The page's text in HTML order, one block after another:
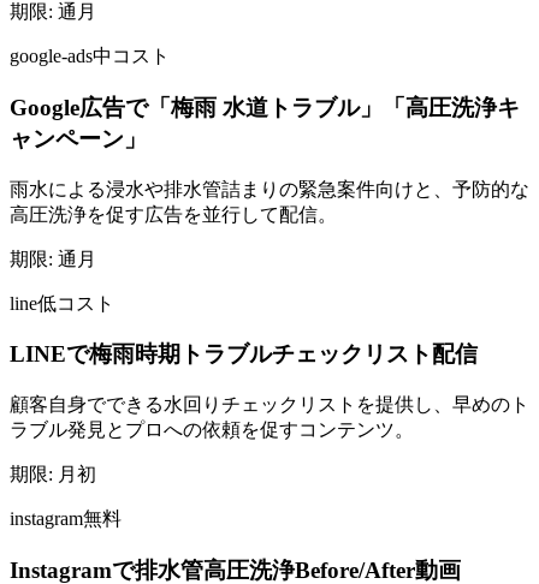
期限: 通月
google-ads中コスト
Google広告で「梅雨 水道トラブル」「高圧洗浄キ
ャンペーン」
雨水による浸水や排水管詰まりの緊急案件向けと、予防的な
高圧洗浄を促す広告を並行して配信。
期限: 通月
line低コスト
LINEで梅雨時期トラブルチェックリスト配信
顧客自身でできる水回りチェックリストを提供し、早めのト
ラブル発見とプロへの依頼を促すコンテンツ。
期限: 月初
instagram無料
Instagramで排水管高圧洗浄Before/After動画